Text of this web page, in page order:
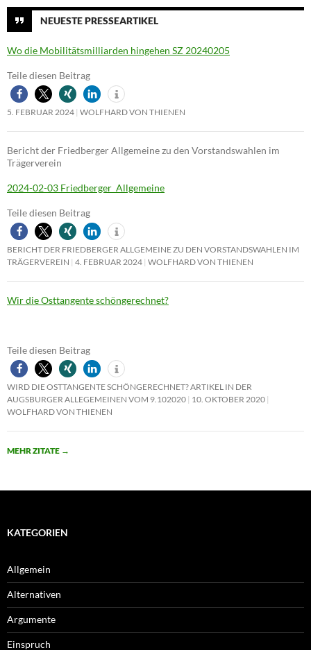
NEUESTE PRESSEARTIKEL
Wo die Mobilitätsmilliarden hingehen SZ 20240205
Teile diesen Beitrag
5. FEBRUAR 2024 WOLFHARD VON THIENEN
Bericht der Friedberger Allgemeine zu den Vorstandswahlen im
Trägerverein
2024-02-03 Friedberger_Allgemeine
Teile diesen Beitrag
BERICHT DER FRIEDBERGER ALLGEMEINE ZU DEN VORSTANDSWAHLEN IM
TRÄGERVEREIN 4. FEBRUAR 2024 WOLFHARD VON THIENEN
Wir die Osttangente schöngerechnet?
Teile diesen Beitrag
WIRD DIE OSTTANGENTE SCHÖNGERECHNET? ARTIKEL IN DER
AUGSBURGER ALLEGEMEINEN VOM 9.102020 10. OKTOBER 2020
WOLFHARD VON THIENEN
MEHR ZITATE →
KATEGORIEN
Allgemein
Alternativen
Argumente
Einspruch